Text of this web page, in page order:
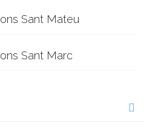
Sant Mateu
Sant Marc